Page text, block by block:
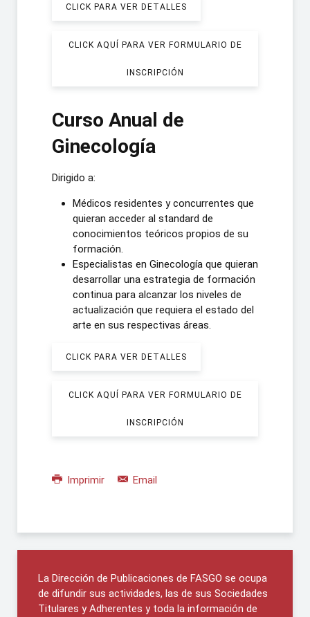
CLICK PARA VER DETALLES
CLICK AQUÍ PARA VER FORMULARIO DE
INSCRIPCIÓN
Curso Anual de
Ginecología
Dirigido a:
Médicos residentes y concurrentes que
quieran acceder al standard de
conocimientos teóricos propios de su
formación.
Especialistas en Ginecología que quieran
desarrollar una estrategia de formación
continua para alcanzar los niveles de
actualización que requiera el estado del
arte en sus respectivas áreas.
CLICK PARA VER DETALLES
CLICK AQUÍ PARA VER FORMULARIO DE
INSCRIPCIÓN
Imprimir Email
La Dirección de Publicaciones de FASGO se ocupa
de difundir sus actividades, las de sus Sociedades
Titulares y Adherentes y toda la información de